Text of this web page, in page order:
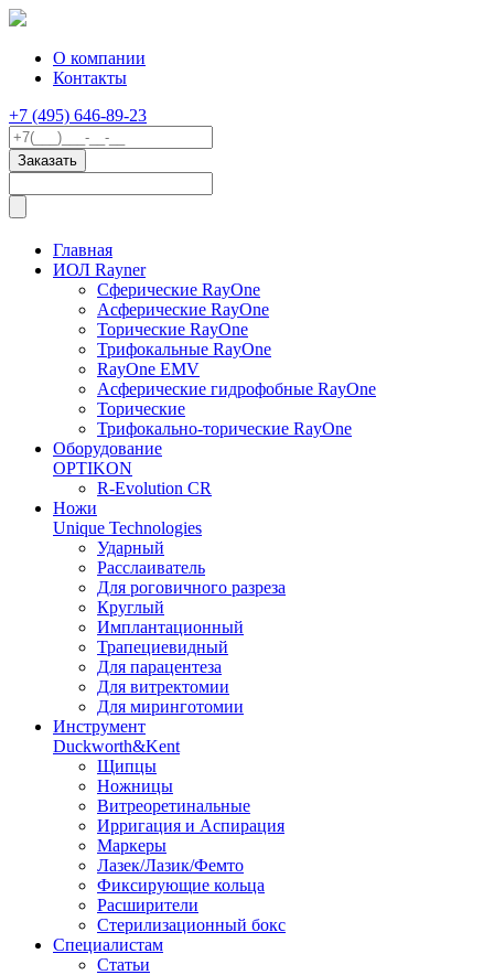
О компании
Контакты
+7 (495) 646-89-23
Главная
ИОЛ Rayner
Сферические RayOne
Асферические RayOne
Торические RayOne
Трифокальные RayOne
RayOne EMV
Асферические гидрофобные RayOne
Торические
Трифокально-торические RayOne
Оборудование
OPTIKON
R-Evolution CR
Ножи
Unique Technologies
Ударный
Раcслаиватель
Для роговичного разреза
Круглый
Имплантационный
Трапециевидный
Для парацентеза
Для витректомии
Для миринготомии
Инструмент
Duckworth&Kent
Щипцы
Ножницы
Витреоретинальные
Ирригация и Аспирация
Маркеры
Лазек/Лазик/Фемто
Фиксирующие кольца
Расширители
Стерилизационный бокс
Специалистам
Статьи